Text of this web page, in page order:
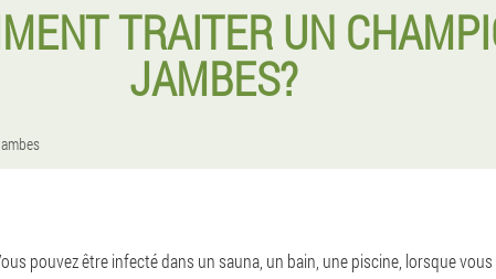
TRAITER UN
JAMBES?
pouvez être infecté dans un sauna, un bain, une piscine, lorsque